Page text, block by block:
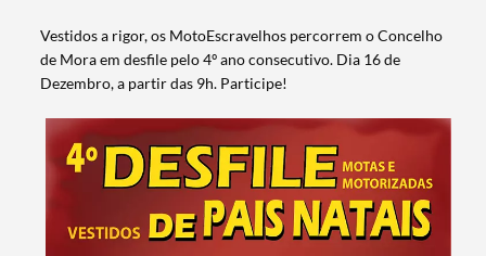
​Vestidos a rigor, os MotoEscravelhos percorrem o Concelho
de Mora em desfile pelo 4º ano consecutivo. Dia 16 de
Dezembro, a partir das 9h. Participe!​